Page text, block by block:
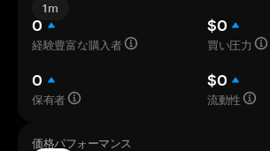
1m
0
経験豊富な購入者
$0
買い圧力
0
保有者
$0
流動性
価格パフォーマンス